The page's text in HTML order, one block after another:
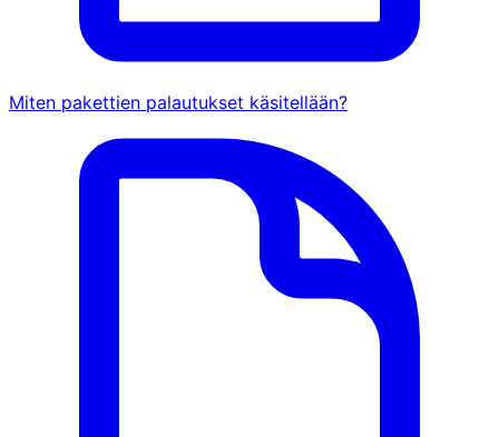
Miten pakettien palautukset käsitellään?